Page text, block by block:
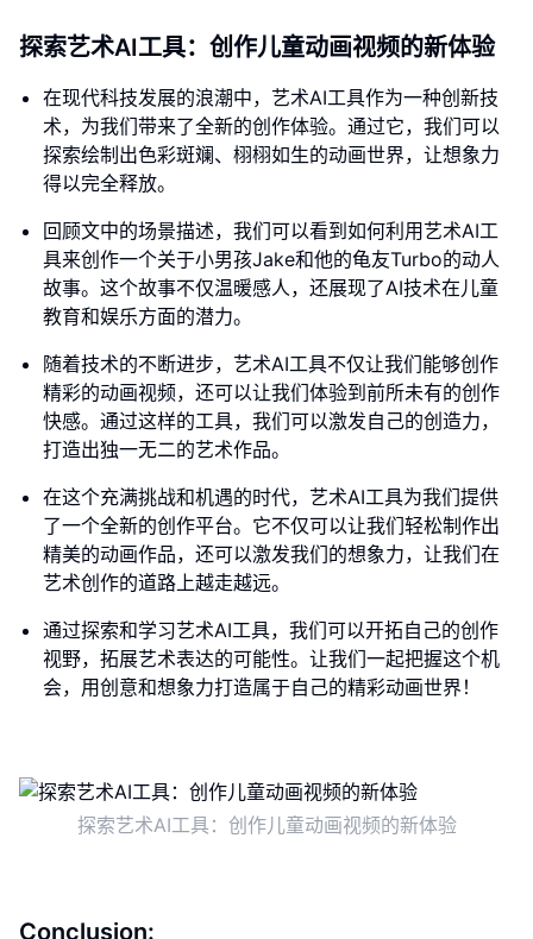
探索艺术AI工具：创作儿童动画视频的新体验
在现代科技发展的浪潮中，艺术AI工具作为一种创新技
术，为我们带来了全新的创作体验。通过它，我们可以
探索绘制出色彩斑斓、栩栩如生的动画世界，让想象力
得以完全释放。
回顾文中的场景描述，我们可以看到如何利用艺术AI工
具来创作一个关于小男孩Jake和他的龟友Turbo的动人
故事。这个故事不仅温暖感人，还展现了AI技术在儿童
教育和娱乐方面的潜力。
随着技术的不断进步，艺术AI工具不仅让我们能够创作
精彩的动画视频，还可以让我们体验到前所未有的创作
快感。通过这样的工具，我们可以激发自己的创造力，
打造出独一无二的艺术作品。
在这个充满挑战和机遇的时代，艺术AI工具为我们提供
了一个全新的创作平台。它不仅可以让我们轻松制作出
精美的动画作品，还可以激发我们的想象力，让我们在
艺术创作的道路上越走越远。
通过探索和学习艺术AI工具，我们可以开拓自己的创作
视野，拓展艺术表达的可能性。让我们一起把握这个机
会，用创意和想象力打造属于自己的精彩动画世界！
探索艺术AI工具：创作儿童动画视频的新体验
Conclusion: